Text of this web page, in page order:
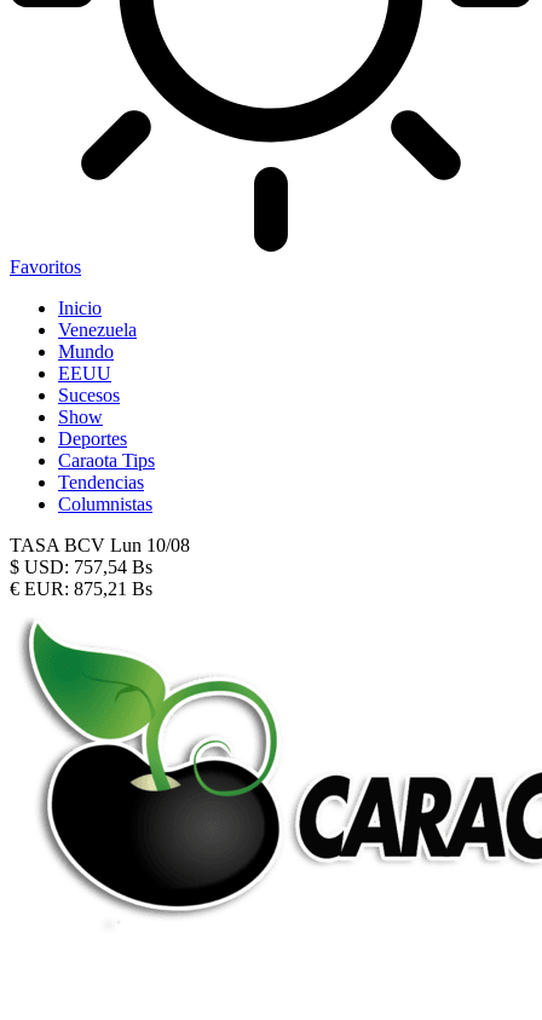
Favoritos
Inicio
Venezuela
Mundo
EEUU
Sucesos
Show
Deportes
Caraota Tips
Tendencias
Columnistas
TASA BCV Lun 10/08
$ USD: 757,54 Bs
€ EUR: 875,21 Bs